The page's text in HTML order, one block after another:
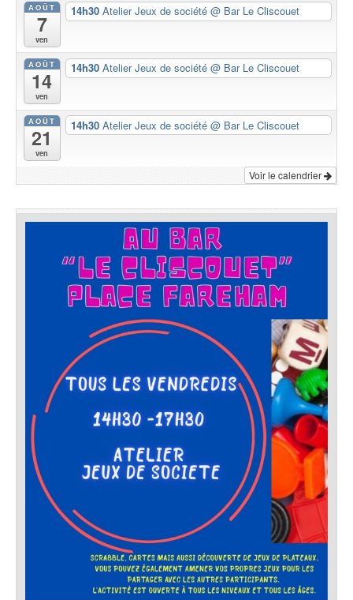
AOÛT
7
ven
14h30 Atelier Jeux de société @ Bar Le Cliscouet
AOÛT
14
ven
14h30 Atelier Jeux de société @ Bar Le Cliscouet
AOÛT
21
ven
14h30 Atelier Jeux de société @ Bar Le Cliscouet
Voir le calendrier